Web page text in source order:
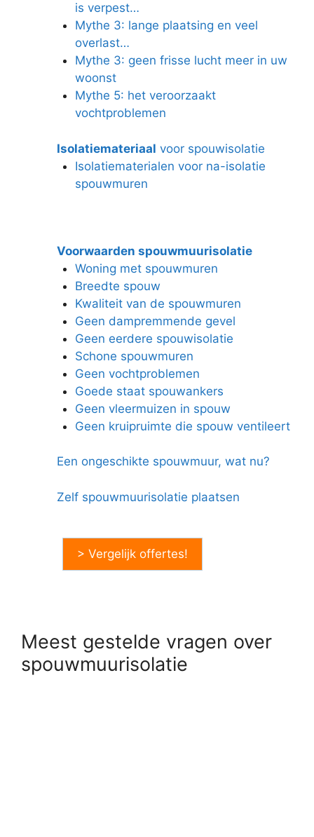
is verpest…
Mythe 3: lange plaatsing en veel
overlast…
Mythe 3: geen frisse lucht meer in uw
woonst
Mythe 5: het veroorzaakt
vochtproblemen
Isolatiemateriaal voor spouwisolatie
Isolatiematerialen voor na-isolatie
spouwmuren
Voorwaarden spouwmuurisolatie
Woning met spouwmuren
Breedte spouw
Kwaliteit van de spouwmuren
Geen dampremmende gevel
Geen eerdere spouwisolatie
Schone spouwmuren
Geen vochtproblemen
Goede staat spouwankers
Geen vleermuizen in spouw
Geen kruipruimte die spouw ventileert
Een ongeschikte spouwmuur, wat nu?
Zelf spouwmuurisolatie plaatsen
> Vergelijk offertes!
Meest gestelde vragen over
spouwmuurisolatie